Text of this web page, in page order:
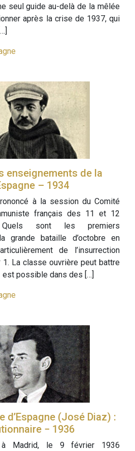
seul guide au-delà de la mêlée
après la crise de 1937, qui
enseignements de la
– 1934
à la session du Comité
français des 11 et 12
sont les premiers
grande bataille d’octobre en
de l’insurrection
La classe ouvrière peut battre
est possible dans des […]
d’Espagne (José Diaz) :
− 1936
à Madrid, le 9 février 1936